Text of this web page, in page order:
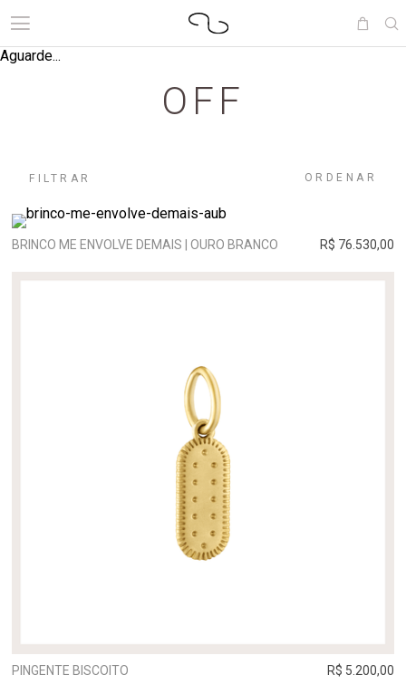
Aguarde...
OFF
FILTRAR ORDENAR
BRINCO ME ENVOLVE DEMAIS | OURO BRANCO R$ 76.530,00
PINGENTE BISCOITO R$ 5.200,00